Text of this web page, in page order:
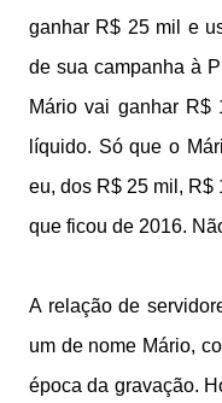
ganhar R$ 25 mil e
de sua campanha à
Mário vai ganhar R$
líquido. Só que o
eu, dos R$ 25 mil, R$
que ficou de 2016.
A relação de
um de nome Mário,
época da gravação.